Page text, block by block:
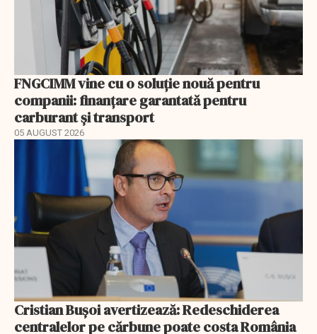
FNGCIMM vine cu o soluție nouă pentru
companii: finanțare garantată pentru
carburant și transport
05 AUGUST 2026
Cristian Bușoi avertizează: Redeschiderea
centralelor pe cărbune poate costa România